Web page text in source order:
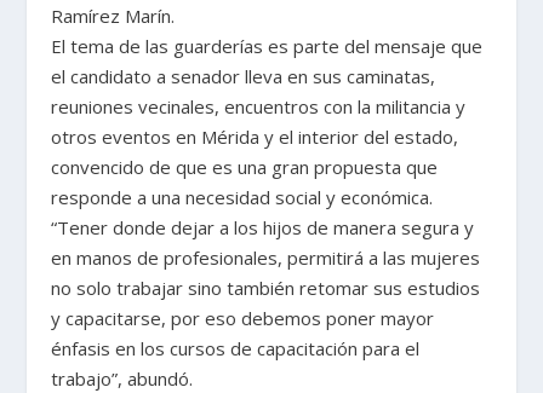
Ramírez Marín.
El tema de las guarderías es parte del mensaje que
el candidato a senador lleva en sus caminatas,
reuniones vecinales, encuentros con la militancia y
otros eventos en Mérida y el interior del estado,
convencido de que es una gran propuesta que
responde a una necesidad social y económica.
“Tener donde dejar a los hijos de manera segura y
en manos de profesionales, permitirá a las mujeres
no solo trabajar sino también retomar sus estudios
y capacitarse, por eso debemos poner mayor
énfasis en los cursos de capacitación para el
trabajo”, abundó.